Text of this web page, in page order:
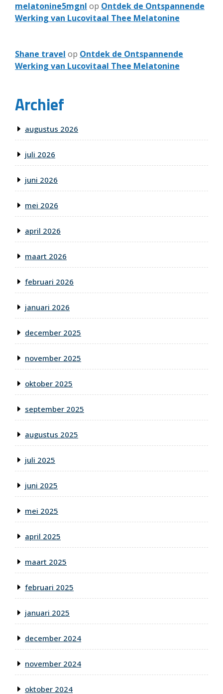
melatonine5mgnl op Ontdek de Ontspannende
Werking van Lucovitaal Thee Melatonine
Shane travel op Ontdek de Ontspannende
Werking van Lucovitaal Thee Melatonine
Archief
augustus 2026
juli 2026
juni 2026
mei 2026
april 2026
maart 2026
februari 2026
januari 2026
december 2025
november 2025
oktober 2025
september 2025
augustus 2025
juli 2025
juni 2025
mei 2025
april 2025
maart 2025
februari 2025
januari 2025
december 2024
november 2024
oktober 2024